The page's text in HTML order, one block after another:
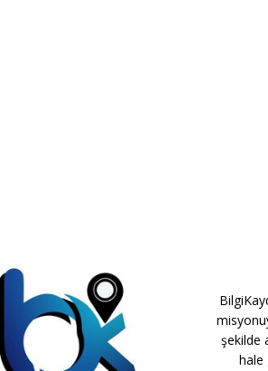
şekilde
hale